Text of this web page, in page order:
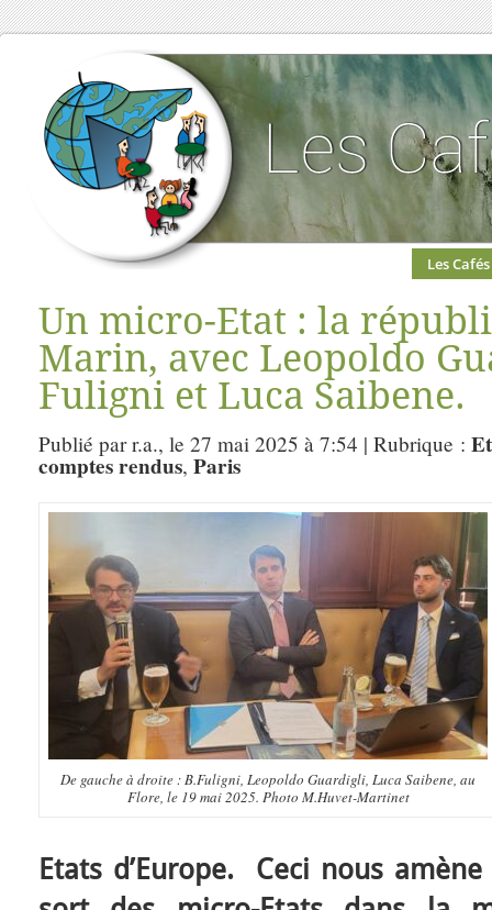
Les Cafés
Un micro-Etat : la
Marin, avec Leopoldo
Fuligni et Luca Saibene.
Publié par r.a., le 27 mai 2025 à 7:54 | Rubrique :
comptes rendus, Paris
De gauche à droite : B.Fuligni, Leopoldo Guardigli, Luca Saibene, au
Flore, le 19 mai 2025. Photo M.Huvet-Martinet
Etats d’Europe. Ceci nous